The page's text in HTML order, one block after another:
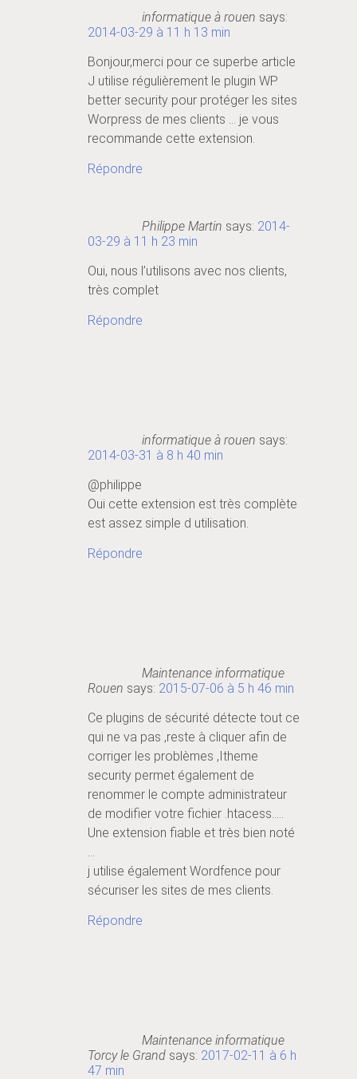
informatique à rouen says:
2014-03-29 à 11 h 13 min
Bonjour,merci pour ce superbe article
J utilise régulièrement le plugin WP
better security pour protéger les sites
Worpress de mes clients … je vous
recommande cette extension.
Répondre
Philippe Martin says: 2014-
03-29 à 11 h 23 min
Oui, nous l’utilisons avec nos clients,
très complet
Répondre
informatique à rouen says:
2014-03-31 à 8 h 40 min
@philippe
Oui cette extension est très complète
est assez simple d utilisation.
Répondre
Maintenance informatique
Rouen says: 2015-07-06 à 5 h 46 min
Ce plugins de sécurité détecte tout ce
qui ne va pas ,reste à cliquer afin de
corriger les problèmes ,Itheme
security permet également de
renommer le compte administrateur
de modifier votre fichier .htacess…..
Une extension fiable et très bien noté
…
j utilise également Wordfence pour
sécuriser les sites de mes clients.
Répondre
Maintenance informatique
Torcy le Grand says: 2017-02-11 à 6 h
47 min